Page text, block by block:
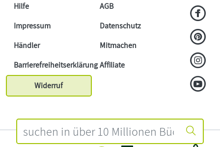
Hilfe
AGB
Impressum
Datenschutz
Händler
Mitmachen
BarrierefreiheitserklärungAffiliate
Widerruf